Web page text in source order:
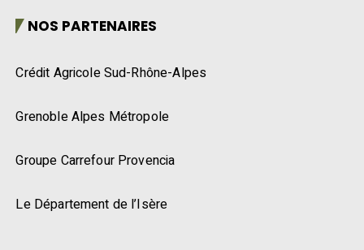
NOS PARTENAIRES
Crédit Agricole Sud-Rhône-Alpes
Grenoble Alpes Métropole
Groupe Carrefour Provencia
Le Département de l’Isère